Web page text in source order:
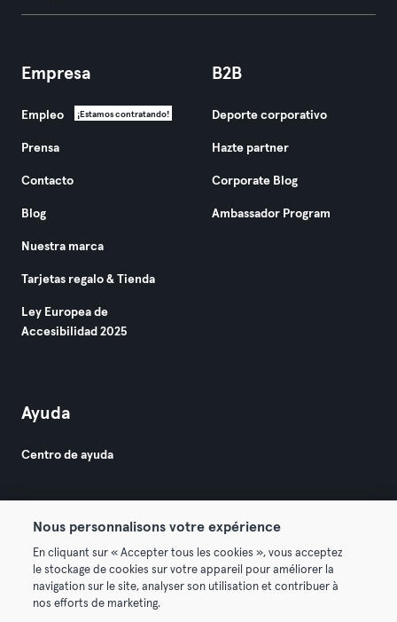
Empresa
Empleo ¡Estamos contratando!
Prensa
Contacto
Blog
Nuestra marca
Tarjetas regalo & Tienda
Ley Europea de
Accesibilidad 2025
B2B
Deporte corporativo
Hazte partner
Corporate Blog
Ambassador Program
Ayuda
Centro de ayuda
© 2026 Urban Sports Group GmbH. All rights reserved.
Términos y condiciones
Nous personnalisons votre expérience
En cliquant sur « Accepter tous les cookies », vous acceptez
le stockage de cookies sur votre appareil pour améliorer la
navigation sur le site, analyser son utilisation et contribuer à
nos efforts de marketing.